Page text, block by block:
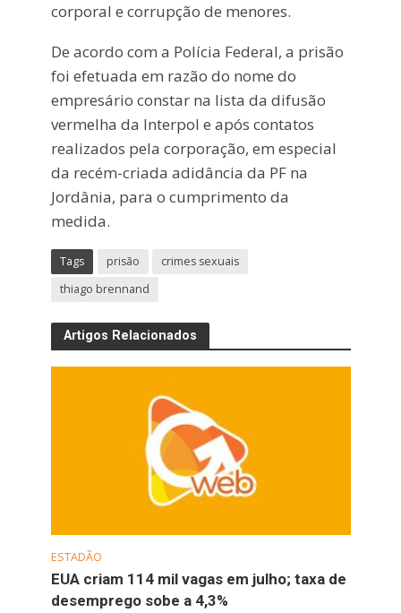
corporal e corrupção de menores.
De acordo com a Polícia Federal, a prisão
foi efetuada em razão do nome do
empresário constar na lista da difusão
vermelha da Interpol e após contatos
realizados pela corporação, em especial
da recém-criada adidância da PF na
Jordânia, para o cumprimento da
medida.
Tags prisão
crimes sexuais
thiago brennand
Artigos Relacionados
ESTADÃO
EUA criam 114 mil vagas em julho; taxa de
desemprego sobe a 4,3%